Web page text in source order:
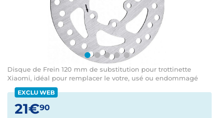
Disque de Frein 120 mm de substitution pour trottinette
Xiaomi, idéal pour remplacer le votre, usé ou endommagé
EXCLU WEB
21€90